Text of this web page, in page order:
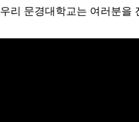
우리 문경대학교는 여러분을